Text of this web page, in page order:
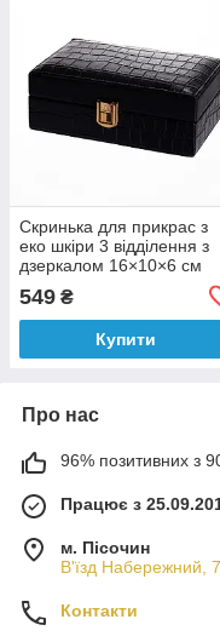
Скринька для прикрас з
еко шкіри 3 відділення з
дзеркалом 16×10×6 см
549 ₴
Купити
Про нас
96% позитивних з
Працює з
м. Пісочин
В'їзд Набережний,
Контакти